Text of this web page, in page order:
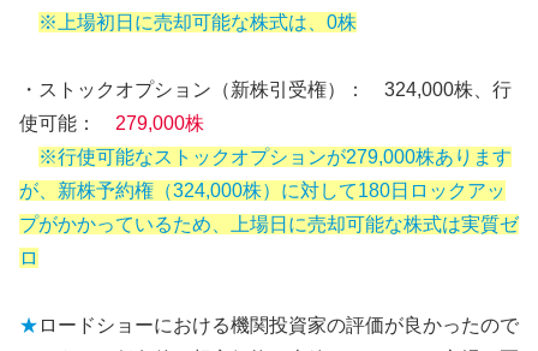
※上場初日に売却可能な株式は、0株
・ストックオプション（新株引受権）： 324,000株、行
使可能：
279,000株
※行使可能なストックオプションが279,000株あります
が、新株予約権（324,000株）に対して180日ロックアッ
プがかかっているため、上場日に売却可能な株式は実質ゼ
ロ
★ ロードショーにおける機関投資家の評価が良かったので